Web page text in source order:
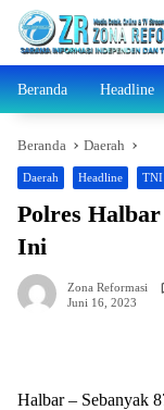
Langsung
konten
Beranda Headline
Beranda Daerah
Daerah Headline
Polres
Ini
Zona Reformasi
Juni 16, 2023
Halbar – Sebanyak